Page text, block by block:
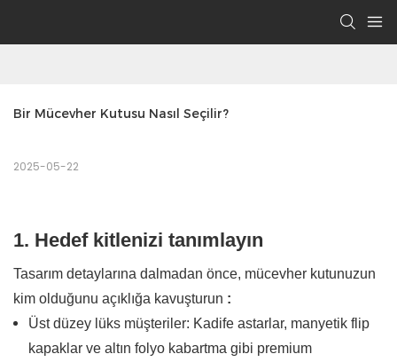
Bir Mücevher Kutusu Nasıl Seçilir?
2025-05-22
1. Hedef kitlenizi tanımlayın
Tasarım detaylarına dalmadan önce, mücevher kutunuzun
kim olduğunu açıklığa kavuşturun :
Üst düzey lüks müşteriler: Kadife astarlar, manyetik flip
kapaklar ve altın folyo kabartma gibi premium